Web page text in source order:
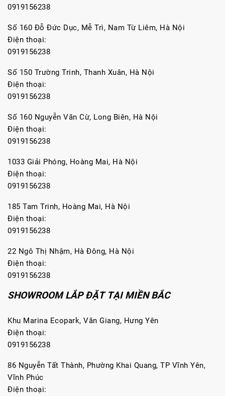
0919156238
Số 160 Đỗ Đức Dục, Mễ Trì, Nam Từ Liêm, Hà Nội
Điện thoại:
0919156238
Số 150 Trường Trinh, Thanh Xuân, Hà Nội
Điện thoại:
0919156238
Số 160 Nguyễn Văn Cừ, Long Biên, Hà Nội
Điện thoại:
0919156238
1033 Giải Phóng, Hoàng Mai, Hà Nội
Điện thoại:
0919156238
185 Tam Trinh, Hoàng Mai, Hà Nội
Điện thoại:
0919156238
22 Ngô Thị Nhậm, Hà Đông, Hà Nội
Điện thoại:
0919156238
SHOWROOM LẮP ĐẶT TẠI MIỀN BẮC
Khu Marina Ecopark, Văn Giang, Hưng Yên
Điện thoại:
0919156238
86 Nguyễn Tất Thành, Phường Khai Quang, TP Vĩnh Yên,
Vĩnh Phúc
Điện thoại: